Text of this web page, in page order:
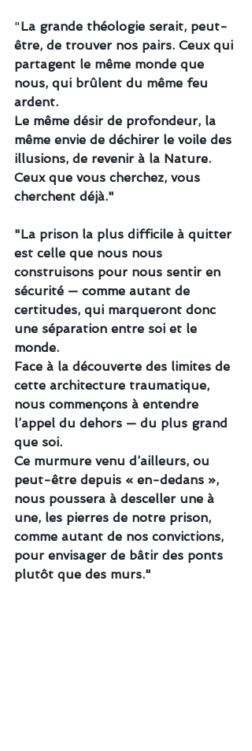
"La grande théologie serait, peut-
être, de trouver nos pairs. Ceux qui
partagent le même monde que
nous, qui brûlent du même feu
ardent.
Le même désir de profondeur, la
même envie de déchirer le voile des
illusions, de revenir à la Nature.
Ceux que vous cherchez, vous
cherchent déjà."
"La prison la plus difficile à quitter
est celle que nous nous
construisons pour nous sentir en
sécurité — comme autant de
certitudes, qui marqueront donc
une séparation entre soi et le
monde.
Face à la découverte des limites de
cette architecture traumatique,
nous commençons à entendre
l’appel du dehors — du plus grand
que soi.
Ce murmure venu d’ailleurs, ou
peut-être depuis « en-dedans »,
nous poussera à desceller une à
une, les pierres de notre prison,
comme autant de nos convictions,
pour envisager de bâtir des ponts
plutôt que des murs."